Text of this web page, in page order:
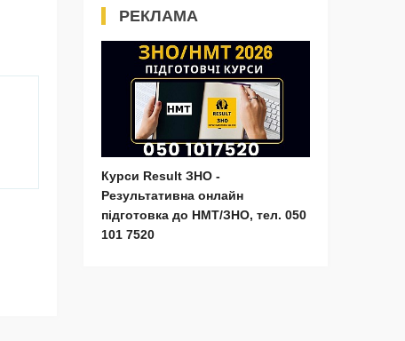
РЕКЛАМА
Курси Result ЗНО -
Результативна онлайн
підготовка до НМТ/ЗНО, тел. 050
101 7520